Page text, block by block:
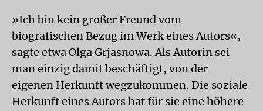
»Ich bin kein großer Freund vom
biografischen Bezug im Werk eines Autors«,
sagte etwa Olga Grjasnowa. Als Autorin sei
man einzig damit beschäftigt, von der
eigenen Herkunft wegzukommen. Die soziale
Herkunft eines Autors hat für sie eine höhere